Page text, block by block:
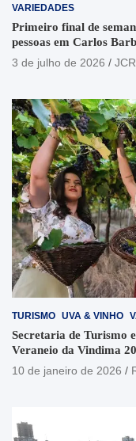
VARIEDADES
Primeiro final de
pessoas em Carlos
3 de julho de 2026
TURISMO UVA & VINHO
Secretaria de Turismo
Veraneio da Vindima
10 de janeiro de 2026